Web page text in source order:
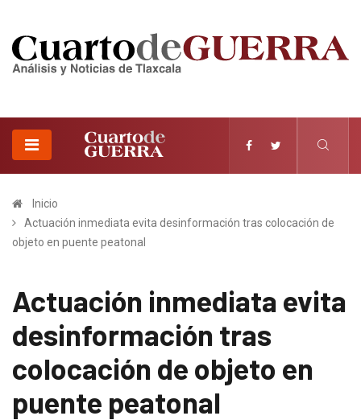
Inicio
Actuación inmediata evita desinformación tras colocación de
objeto en puente peatonal
Actuación inmediata evita
desinformación tras
colocación de objeto en
puente peatonal